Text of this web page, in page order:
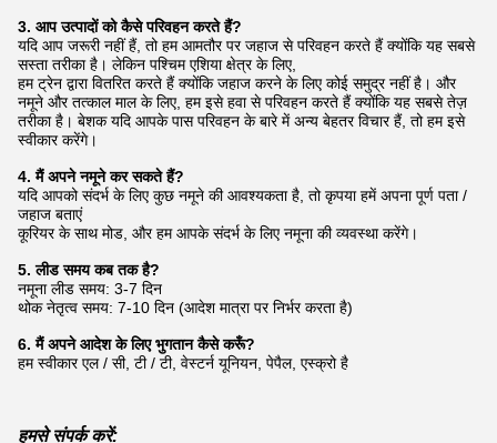
3. आप उत्पादों को कैसे परिवहन करते हैं?
यदि आप जरूरी नहीं हैं, तो हम आमतौर पर जहाज से परिवहन करते हैं क्योंकि यह सबसे
सस्ता तरीका है। लेकिन पश्चिम एशिया क्षेत्र के लिए,
हम ट्रेन द्वारा वितरित करते हैं क्योंकि जहाज करने के लिए कोई समुद्र नहीं है। और
नमूने और तत्काल माल के लिए, हम इसे हवा से परिवहन करते हैं क्योंकि यह सबसे तेज़
तरीका है। बेशक यदि आपके पास परिवहन के बारे में अन्य बेहतर विचार हैं, तो हम इसे
स्वीकार करेंगे।
4. मैं अपने नमूने कर सकते हैं?
यदि आपको संदर्भ के लिए कुछ नमूने की आवश्यकता है, तो कृपया हमें अपना पूर्ण पता /
जहाज बताएं
कूरियर के साथ मोड, और हम आपके संदर्भ के लिए नमूना की व्यवस्था करेंगे।
5. लीड समय कब तक है?
नमूना लीड समय: 3-7 दिन
थोक नेतृत्व समय: 7-10 दिन (आदेश मात्रा पर निर्भर करता है)
6. मैं अपने आदेश के लिए भुगतान कैसे करूँ?
हम स्वीकार एल / सी, टी / टी, वेस्टर्न यूनियन, पेपैल, एस्क्रो है
हमसे संपर्क करें: